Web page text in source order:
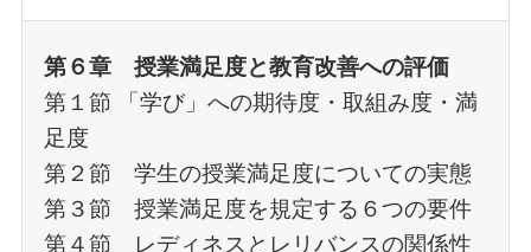
第６章 授業満足度と教育改善への評価
第１節 「学び」への期待度・取組み度・満
足度
第２節 学生の授業満足度についての実態
第３節 授業満足度を規定する６つの要件
第４節 レディネスとレリバンスの関係性